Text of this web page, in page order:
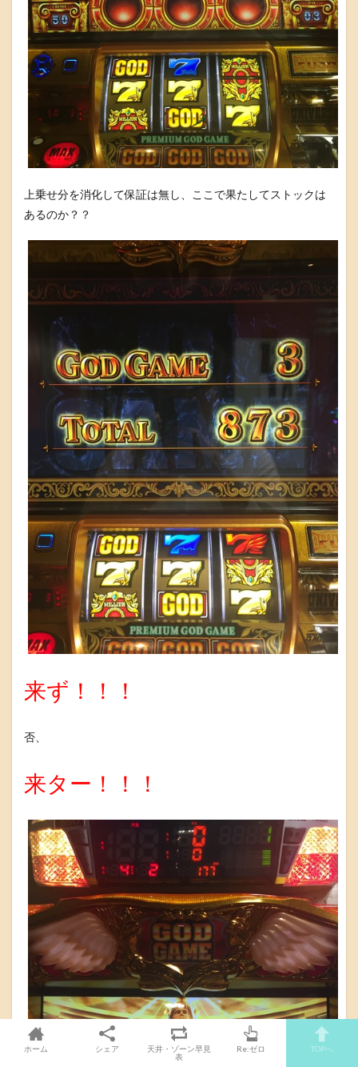
上乗せ分を消化して保証は無し、ここで果たしてストックは
あるのか？？
来ず！！！
否、
来ター！！！
ホーム シェア
天井・ゾーン早見
表
Re:ゼロ TOPへ